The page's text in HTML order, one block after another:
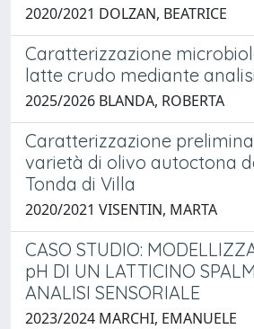
2020/2021 DOLZAN, BEATRICE
Caratterizzazione
latte crudo mediante
2025/2026 BLANDA, ROBERTA
Caratterizzazione
varietà di olivo autoctona
Tonda di Villa
2020/2021 VISENTIN, MARTA
CASO STUDIO:
pH DI UN LATTICINO
ANALISI SENSORIALE
2023/2024 MARCHI, EMANUELE